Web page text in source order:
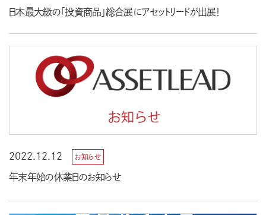
日本最大級の「投資商品」総合展にアセットリードが出展！
2022.12.12 お知らせ
年末年始の休業日のお知らせ